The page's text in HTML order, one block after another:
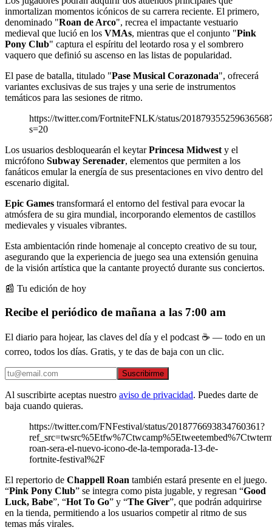
inmortalizan momentos icónicos de su carrera reciente. El primero,
denominado "Roan de Arco", recrea el impactante vestuario
medieval que lució en los VMAs, mientras que el conjunto "Pink
Pony Club" captura el espíritu del leotardo rosa y el sombrero
vaquero que definió su ascenso en las listas de popularidad.
El pase de batalla, titulado "Pase Musical Corazonada", ofrecerá
variantes exclusivas de sus trajes y una serie de instrumentos
temáticos para las sesiones de ritmo.
https://twitter.com/FortniteFNLK/status/
s=20
Los usuarios desbloquearán el keytarPrincesa Midwest y el
micrófono Subway Serenader, elementos que permiten a los
fanáticos emular la energía de sus presentaciones en vivo dentro del
escenario digital.
Epic Games transformará el entorno del festival para evocar la
atmósfera de su gira mundial, incorporando elementos de castillos
medievales y visuales vibrantes.
Esta ambientación rinde homenaje al concepto creativo de su tour,
asegurando que la experiencia de juego sea una extensión genuina
de la visión artística que la cantante proyectó durante sus conciertos.
📰 Tu edición de hoy
Recibe el periódico de mañana a las 7:00 am
El diario para hojear, las claves del día y el podcast ☕ — todo en un
correo, todos los días. Gratis, y te das de baja con un clic.
Suscribirme
Al suscribirte aceptas nuestro aviso de privacidad. Puedes darte de
baja cuando quieras.
https://twitter.com/FNFestival/status/2018776693834760361?
roan-sera-el-nuevo-icono-de-la-temporada-13-de-
fortnite-festival%2F
El repertorio de Chappell Roan también estará presente en el juego.
“Pink Pony Club” se integra como pista jugable, y regresan “Good
Luck, Babe”, “Hot To Go” y “The Giver”, que podrán adquirirse
en la tienda, permitiendo a los usuarios competir al ritmo de sus
temas más virales.